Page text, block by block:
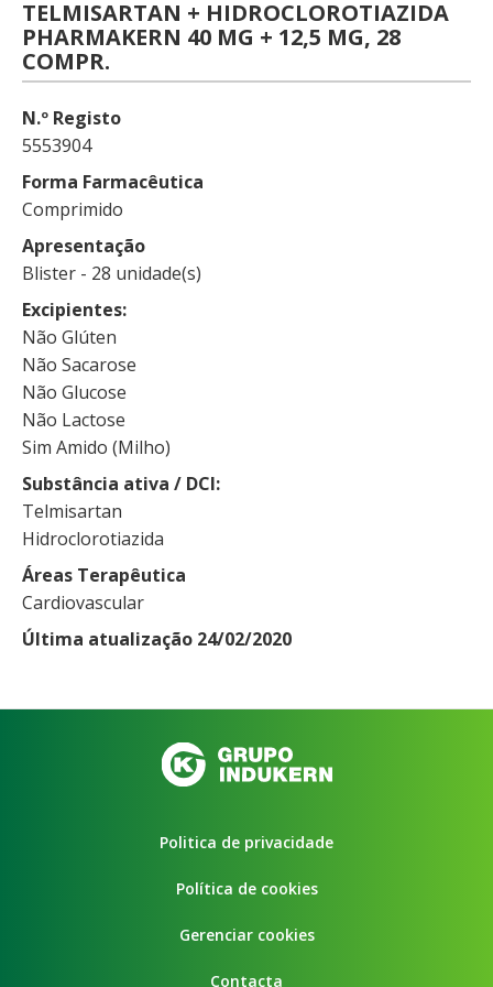
TELMISARTAN + HIDROCLOROTIAZIDA
PHARMAKERN 40 MG + 12,5 MG, 28
COMPR.
N.º Registo
5553904
Forma Farmacêutica
Comprimido
Apresentação
Blister - 28 unidade(s)
Excipientes
Não Glúten
Não Sacarose
Não Glucose
Não Lactose
Sim Amido (Milho)
Substância ativa / DCI
Telmisartan
Hidroclorotiazida
Áreas Terapêutica
Cardiovascular
Última atualização 24/02/2020
Politica de privacidade
Política de cookies
Gerenciar cookies
Contacta